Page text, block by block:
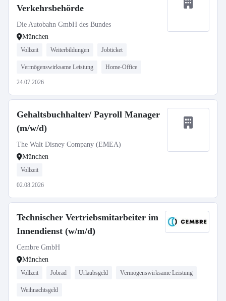
Verkehrsbehörde
Die Autobahn GmbH des Bundes
München
Vollzeit Weiterbildungen Jobticket
Vermögenswirksame Leistung Home-Office
24.07.2026
Gehaltsbuchhalter/ Payroll Manager
(m/w/d)
The Walt Disney Company (EMEA)
München
Vollzeit
02.08.2026
Technischer Vertriebsmitarbeiter im
Innendienst (w/m/d)
Cembre GmbH
München
Vollzeit Jobrad Urlaubsgeld Vermögenswirksame Leistung
Weihnachtsgeld